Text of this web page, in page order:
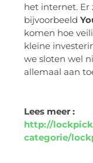
het internet. Er
bijvoorbeeld
komen hoe
kleine
we sloten wel
allemaal aan
Lees meer :
http://
categorie/